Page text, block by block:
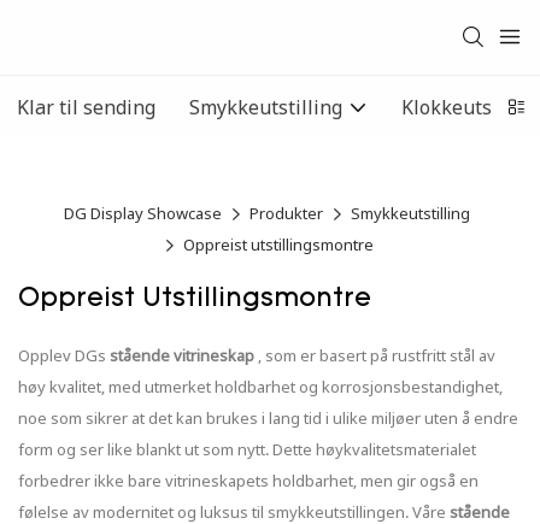
Klar til sending Smykkeutstilling
DG Display Showcase Produkter
Smykkeutstilling
Oppreist utstillingsmontre
Oppreist Utstillingsmontre
Opplev DGs stående vitrineskap , som er basert på rustfritt stål av
høy kvalitet, med utmerket holdbarhet og korrosjonsbestandighet,
noe som sikrer at det kan brukes i lang tid i ulike miljøer uten å endre
form og ser like blankt ut som nytt. Dette høykvalitetsmaterialet
forbedrer ikke bare vitrineskapets holdbarhet, men gir også en
følelse av modernitet og luksus til smykkeutstillingen. Våre stående